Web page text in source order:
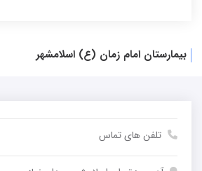
بیمارستان امام زمان (ع) اسلامشهر
تلفن های تماس